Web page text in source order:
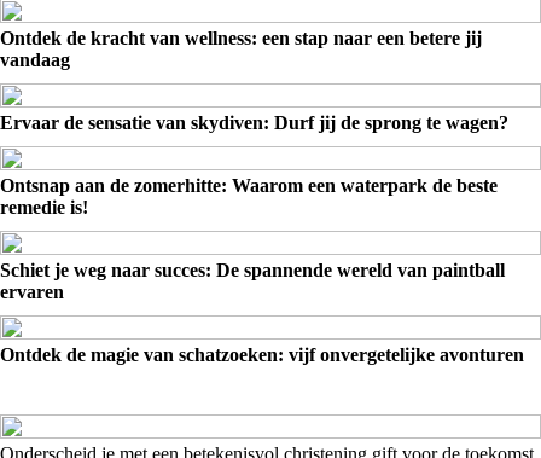
Ontdek de kracht van wellness: een stap naar een betere jij
vandaag
Ervaar de sensatie van skydiven: Durf jij de sprong te wagen?
Ontsnap aan de zomerhitte: Waarom een waterpark de beste
remedie is!
Schiet je weg naar succes: De spannende wereld van paintball
ervaren
Ontdek de magie van schatzoeken: vijf onvergetelijke avonturen